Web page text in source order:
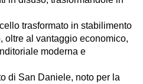
trasformato in stabilimento
oltre al vantaggio economico,
moderna e
di San Daniele, noto per la